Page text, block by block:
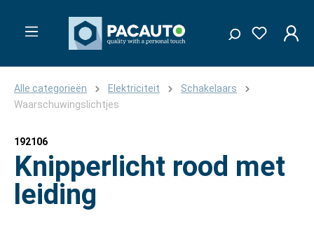
Alle categorieën Elektriciteit
Schakelaars
Waarschuwingslichtjes
192106
Knipperlicht rood met
leiding